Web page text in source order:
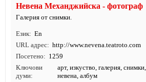
Невена Механджийска - фотограф
Галерия от снимки.
Език
En
URL адрес
http://www.nevena.teatroto.com
Посетено
1259
Ключови
думи
арт,изкуство,галерия,снимки
невена, албум